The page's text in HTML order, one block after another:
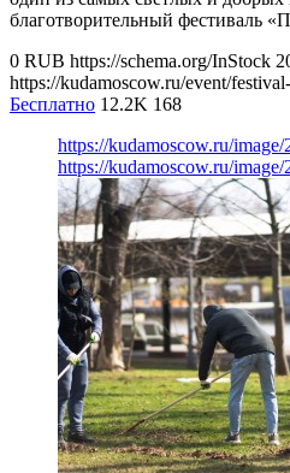
благотворительный фестиваль
0 RUB https://schema.org/InStock
https://kudamoscow.ru/event/
Бесплатно 12.2K 168
https://kudamoscow.ru/
https://kudamoscow.ru/